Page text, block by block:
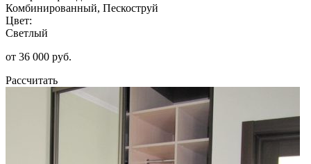
Комбинированный, Пескоструй
Цвет:
Светлый
от 36 000 руб.
Рассчитать